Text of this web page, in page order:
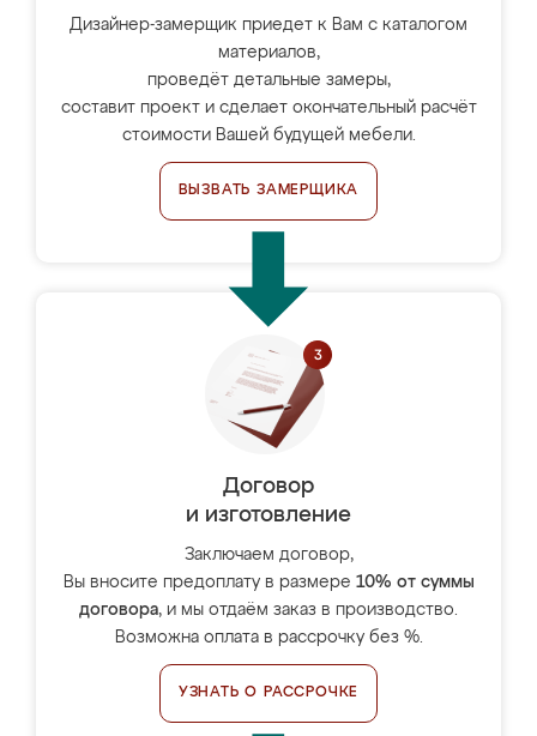
Дизайнер-замерщик приедет к Вам с каталогом
материалов,
проведёт детальные замеры,
составит проект и сделает окончательный расчёт
стоимости Вашей будущей мебели.
ВЫЗВАТЬ ЗАМЕРЩИКА
Договор
и изготовление
Заключаем договор,
Вы вносите предоплату в размере 10% от суммы
договора, и мы отдаём заказ в производство.
Возможна оплата в рассрочку без %.
УЗНАТЬ О РАССРОЧКЕ